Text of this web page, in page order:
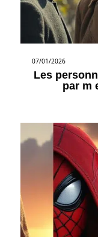
07/01/2026
Les
par m